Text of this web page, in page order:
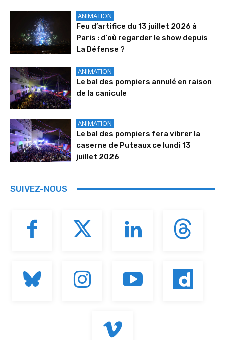
ANIMATION
Feu d’artifice du 13 juillet 2026 à
Paris : d’où regarder le show depuis
La Défense ?
ANIMATION
Le bal des pompiers annulé en raison
de la canicule
ANIMATION
Le bal des pompiers fera vibrer la
caserne de Puteaux ce lundi 13
juillet 2026
SUIVEZ-NOUS